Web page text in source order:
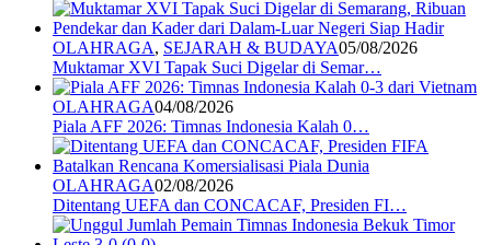
OLAHRAGA, SEJARAH & BUDAYA05/08/2026
Muktamar XVI Tapak Suci Digelar di Semar…
OLAHRAGA04/08/2026
Piala AFF 2026: Timnas Indonesia Kalah 0…
OLAHRAGA02/08/2026
Ditentang UEFA dan CONCACAF, Presiden FI…